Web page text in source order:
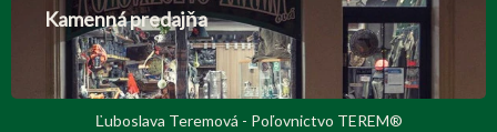
Kamenná predajňa
Ľuboslava Teremová - Poľovnictvo TEREM®